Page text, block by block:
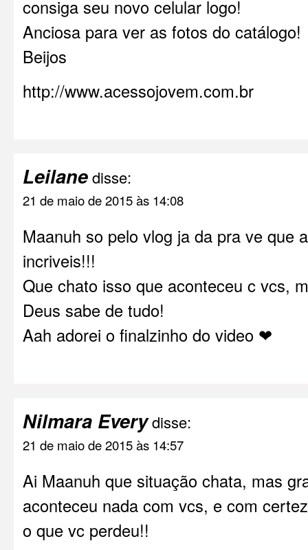
consiga seu novo celular logo!
Anciosa para ver as fotos do catálogo!
Beijos
http://www.acessojovem.com.br
Leilanedisse:
21 de maio de 2015 às 14:08
Maanuh so pelo vlog ja da pra ve que
incriveis!!!
Que chato isso que aconteceu c vcs,
Deus sabe de tudo!
Aah adorei o finalzinho do video ❤
Nilmara Everydisse:
21 de maio de 2015 às 14:57
Ai Maanuh que situação chata, mas
aconteceu nada com vcs, e com
o que vc perdeu!!